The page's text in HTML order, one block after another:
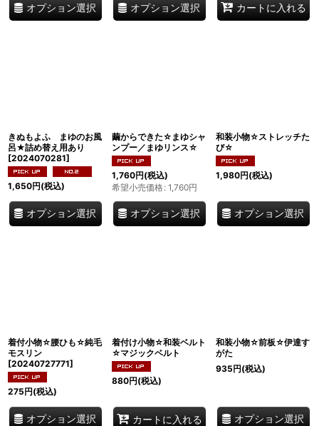
オプション選択 オプション選択 カートに入れる
きぬもよふ まゆのお風
呂★詰め替え用あり
[2024070281]
1,650円(税込)
オプション選択
繭からできた☆まゆシャ
ンプー／まゆリンス☆
1,760円(税込)
希望小売価格: 1,760円
オプション選択
和装小物☆ストレッチた
び☆
1,980円(税込)
オプション選択
着付小物☆腰ひも☆純毛
モスリン
[20240727771]
275円(税込)
オプション選択
着付け小物☆和装ベルト
☆マジックベルト
880円(税込)
カートに入れる
和装小物☆前板☆伊達す
がた
935円(税込)
オプション選択